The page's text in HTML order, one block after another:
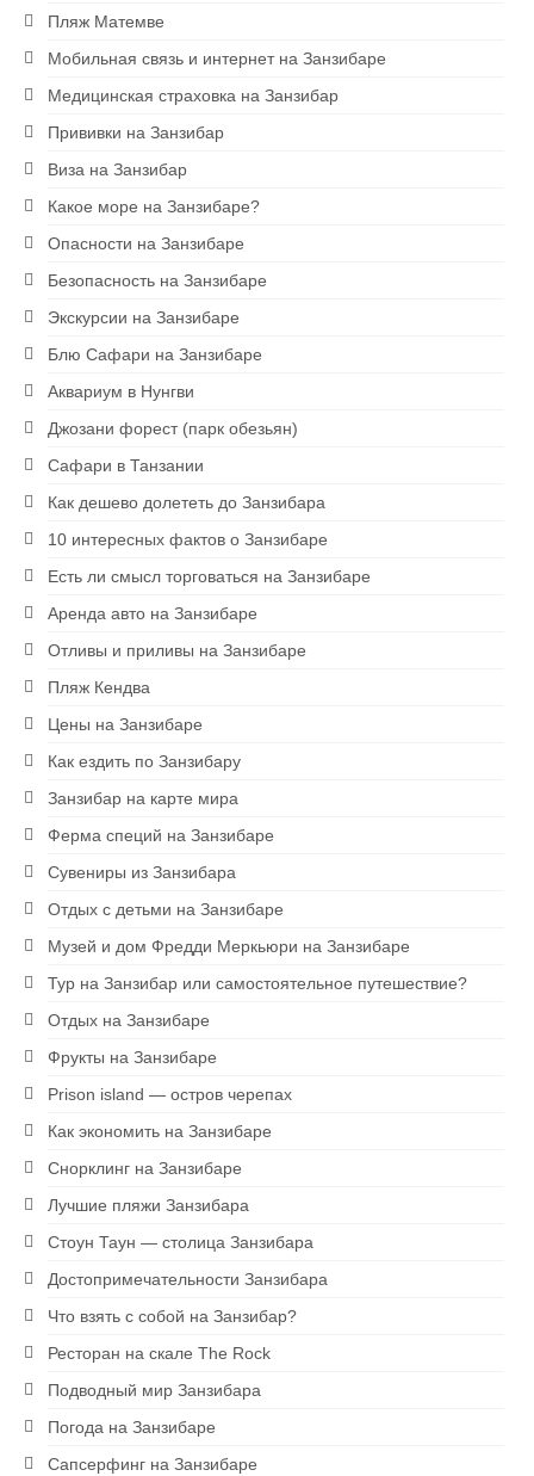
Пляж Матемве
Мобильная связь и интернет на Занзибаре
Медицинская страховка на Занзибар
Прививки на Занзибар
Виза на Занзибар
Какое море на Занзибаре?
Опасности на Занзибаре
Безопасность на Занзибаре
Экскурсии на Занзибаре
Блю Сафари на Занзибаре
Аквариум в Нунгви
Джозани форест (парк обезьян)
Сафари в Танзании
Как дешево долететь до Занзибара
10 интересных фактов о Занзибаре
Есть ли смысл торговаться на Занзибаре
Аренда авто на Занзибаре
Отливы и приливы на Занзибаре
Пляж Кендва
Цены на Занзибаре
Как ездить по Занзибару
Занзибар на карте мира
Ферма специй на Занзибаре
Сувениры из Занзибара
Отдых с детьми на Занзибаре
Музей и дом Фредди Меркьюри на Занзибаре
Тур на Занзибар или самостоятельное путешествие?
Отдых на Занзибаре
Фрукты на Занзибаре
Prison island — остров черепах
Как экономить на Занзибаре
Снорклинг на Занзибаре
Лучшие пляжи Занзибара
Стоун Таун — столица Занзибара
Достопримечательности Занзибара
Что взять с собой на Занзибар?
Ресторан на скале The Rock
Подводный мир Занзибара
Погода на Занзибаре
Сапсерфинг на Занзибаре